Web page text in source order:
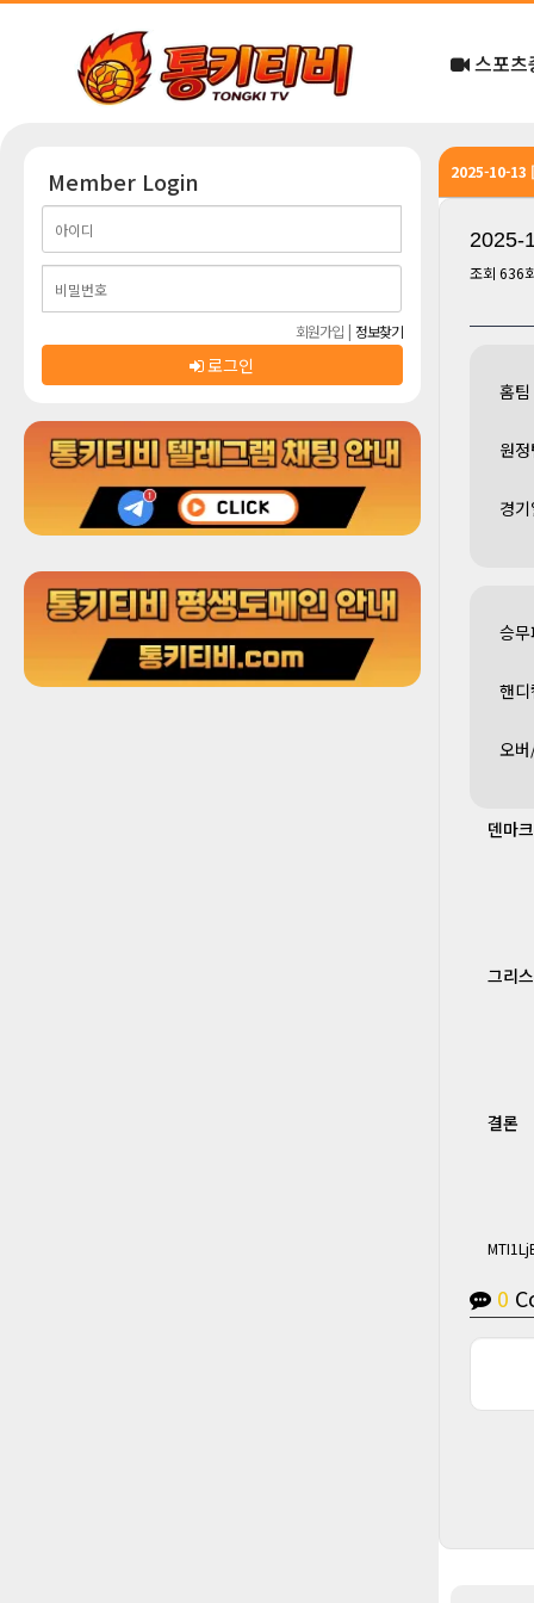
스포츠
2025-10-13
2025-
조회 636
홈팀
원정
경
승무
핸디
오
덴마크
그리스
결론
0
Member Login
회원가입 | 정보찾기
로그인